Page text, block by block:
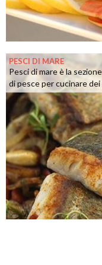
PESCI DI MARE
Pesci di mare è la
di pesce per cucinare